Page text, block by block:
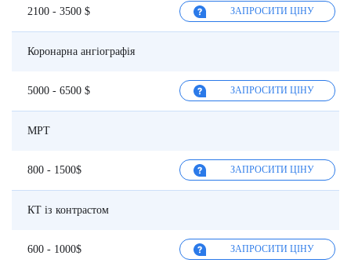
2100 - 3500 $ ЗАПРОСИТИ ЦІНУ
Коронарна ангіографія
5000 - 6500 $ ЗАПРОСИТИ ЦІНУ
МРТ
800 - 1500$ ЗАПРОСИТИ ЦІНУ
КТ із контрастом
600 - 1000$ ЗАПРОСИТИ ЦІНУ